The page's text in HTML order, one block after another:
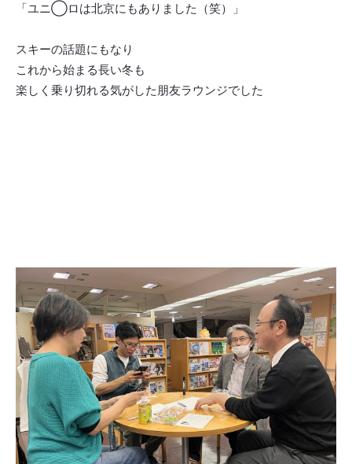
「ユニ◯ロは北京にもありました（笑）」
スキーの話題にもなり
これから始まる長い冬も
楽しく乗り切れる気がした朋友ラウンジでした